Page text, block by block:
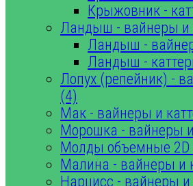
Крыжовник -
Ландыш - вайнеры и
Ландыш -
Ландыш -
Лопух (репейник) -
(4)
Мак - вайнеры и
Морошка - вайнеры
Молды объемные 2D
Малина - вайнеры и
Нарцисс - вайнеры и